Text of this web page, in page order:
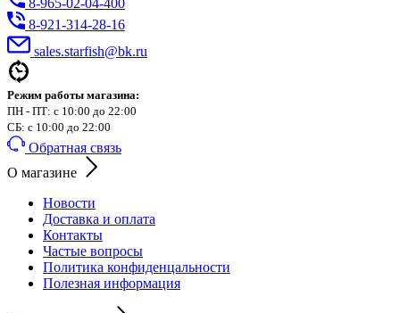
8-921-314-28-16
sales.starfish@bk.ru
Режим работы магазина:
ПН - ПТ: с 10:00 до 22:00
СБ: с 10:00 до 22:00
Обратная связь
О магазине
Новости
Доставка и оплата
Контакты
Частые вопросы
Политика конфиденцальности
Полезная информация